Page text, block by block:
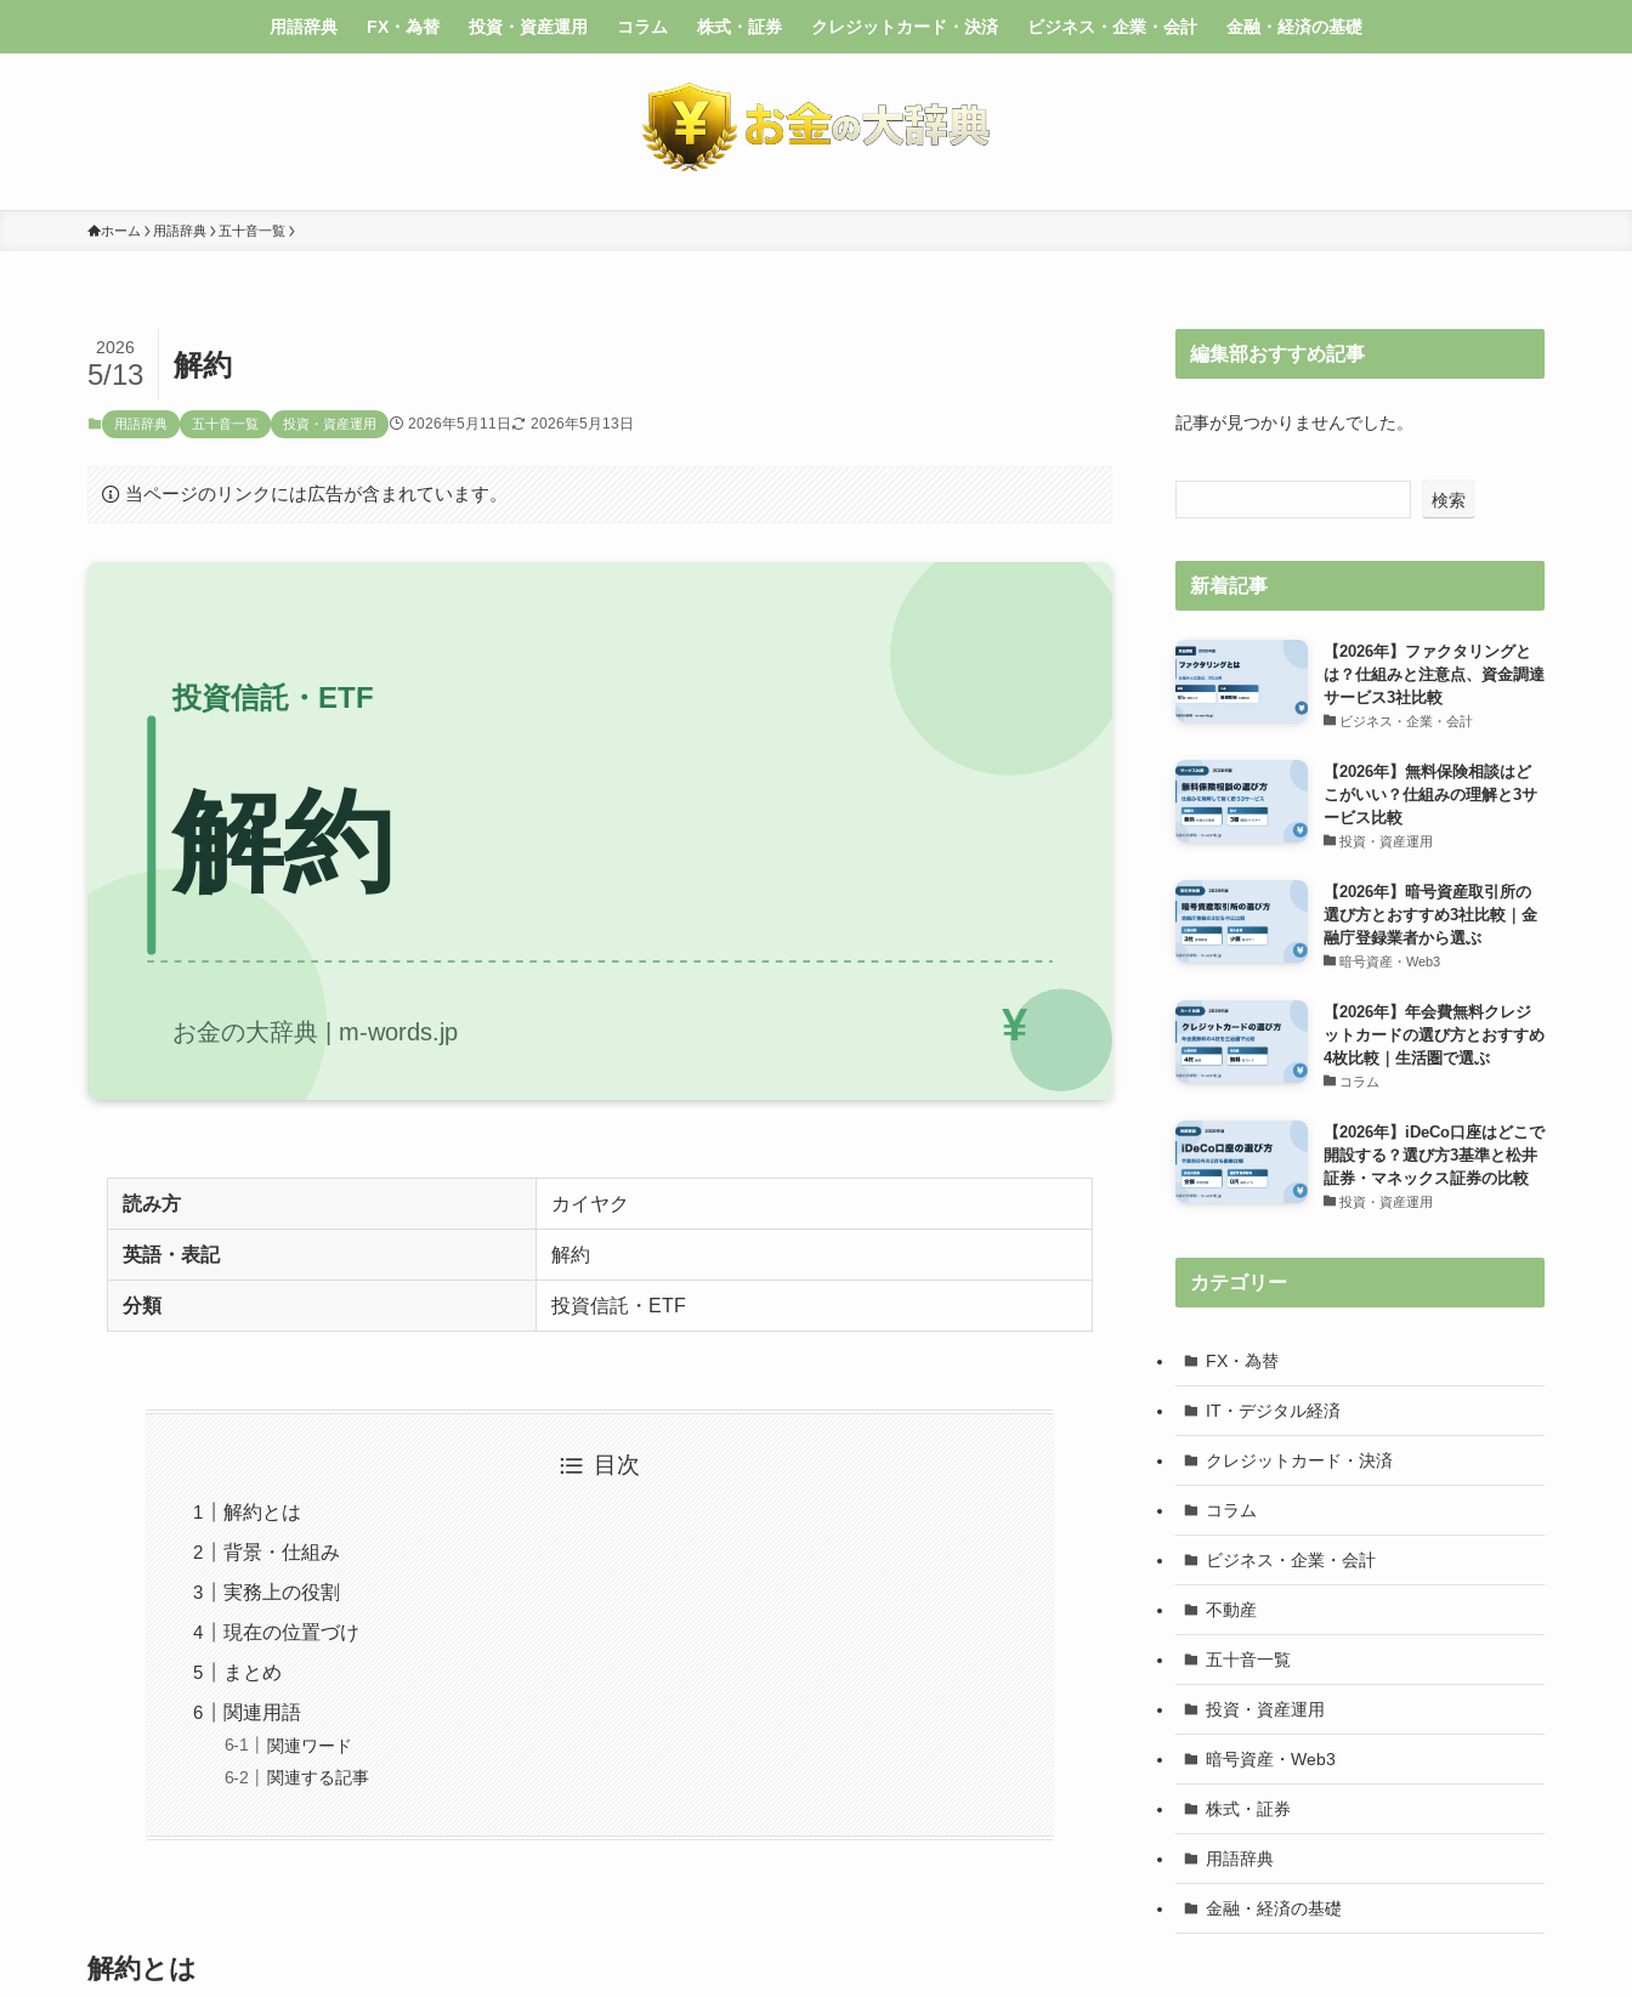
用語辞典 FX・為替 投資・資産運用 コラム 株式・証券 クレジットカード・決済 ビジネス・企業・会計 金融・経済の基礎
ホーム 用語辞典 五十音一覧
解約
2026
5/13
用語辞典 五十音一覧 投資・資産運用 2026年5月11日 2026年5月13日
当ページのリンクには広告が含まれています。
読み方 カイヤク
英語・表記 解約
分類 投資信託・ETF
目次
解約とは
背景・仕組み
実務上の役割
現在の位置づけ
まとめ
関連用語
関連ワード
関連する記事
解約とは
編集部おすすめ記事
記事が見つかりませんでした。
検索
新着記事
【2026年】ファクタリングと
は？仕組みと注意点、資金調達
サービス3社比較
ビジネス・企業・会計
【2026年】無料保険相談はど
こがいい？仕組みの理解と3サ
ービス比較
投資・資産運用
【2026年】暗号資産取引所の
選び方とおすすめ3社比較｜金
融庁登録業者から選ぶ
暗号資産・Web3
【2026年】年会費無料クレジ
ットカードの選び方とおすすめ
4枚比較｜生活圏で選ぶ
コラム
【2026年】iDeCo口座はどこで
開設する？選び方3基準と松井
証券・マネックス証券の比較
投資・資産運用
カテゴリー
FX・為替
IT・デジタル経済
クレジットカード・決済
コラム
ビジネス・企業・会計
不動産
五十音一覧
投資・資産運用
暗号資産・Web3
株式・証券
用語辞典
金融・経済の基礎